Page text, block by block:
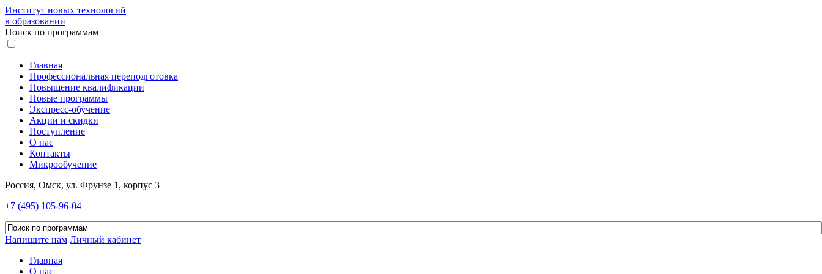
Институт новых технологий
в образовании
Поиск по программам
Главная
Профессиональная переподготовка
Повышение квалификации
Новые программы
Экспресс-обучение
Акции и скидки
Поступление
О нас
Контакты
Микрообучение
Россия, Омск, ул. Фрунзе 1, корпус 3
+7 (495) 105-96-04
Напишите нам Личный кабинет
Главная
О нас